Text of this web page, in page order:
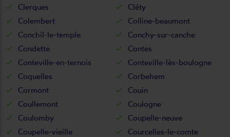
Clerques
Cléty
Colembert
Colline-beaumont
Conchil-le-temple
Conchy-sur-canche
Condette
Contes
Conteville-en-ternois
Conteville-lès-boulogne
Coquelles
Corbehem
Cormont
Couin
Coullemont
Coulogne
Coulomby
Coupelle-neuve
Coupelle-vieille
Courcelles-le-comte